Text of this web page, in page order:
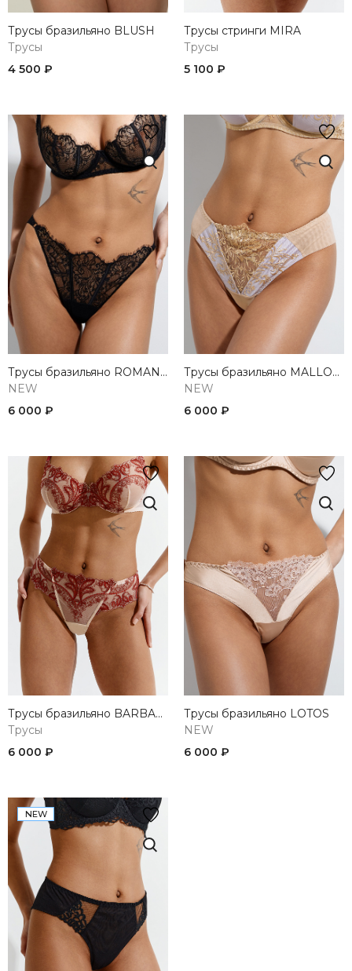
Трусы бразильяно BLUSH
Трусы
4 500 ₽
Трусы стринги MIRA
Трусы
5 100 ₽
Трусы бразильяно ROMANTIC
NEW
6 000 ₽
Трусы бразильяно MALLOW
NEW
6 000 ₽
Трусы бразильяно BARBARA
Трусы
6 000 ₽
Трусы бразильяно LOTOS
NEW
6 000 ₽
NEW